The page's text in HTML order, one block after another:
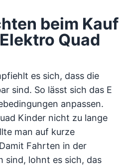
beim Kauf
Quad
es sich, dass die
sind. So lässt sich das E
anpassen.
Kinder nicht zu lange
man auf kurze
Fahrten in der
sind, lohnt es sich, das